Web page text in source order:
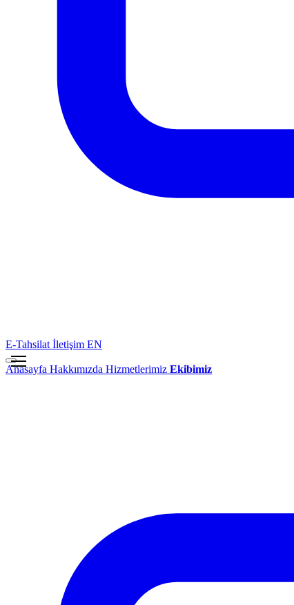
E-Tahsilat İletişim EN
Anasayfa Hakkımızda Hizmetlerimiz Ekibimiz